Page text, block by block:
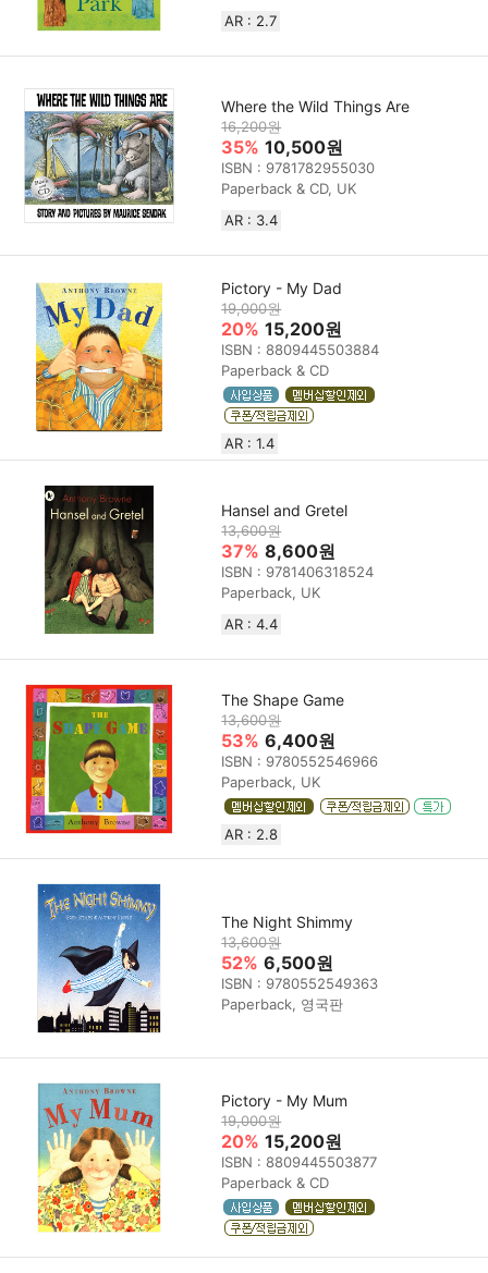
AR : 2.7
Where the Wild Things Are
16,200원
35% 10,500원
ISBN : 9781782955030
Paperback & CD, UK
AR : 3.4
Pictory - My Dad
19,000원
20% 15,200원
ISBN : 8809445503884
Paperback & CD
AR : 1.4
Hansel and Gretel
13,600원
37% 8,600원
ISBN : 9781406318524
Paperback, UK
AR : 4.4
The Shape Game
13,600원
53% 6,400원
ISBN : 9780552546966
Paperback, UK
AR : 2.8
The Night Shimmy
13,600원
52% 6,500원
ISBN : 9780552549363
Paperback, 영국판
Pictory - My Mum
19,000원
20% 15,200원
ISBN : 8809445503877
Paperback & CD